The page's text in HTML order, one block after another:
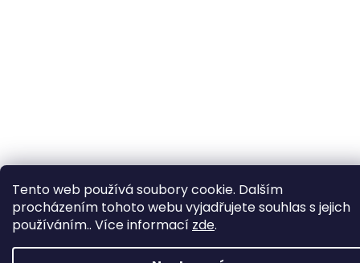
Tento web používá soubory cookie. Dalším
procházením tohoto webu vyjadřujete souhlas s jejich
používáním.. Více informací zde.